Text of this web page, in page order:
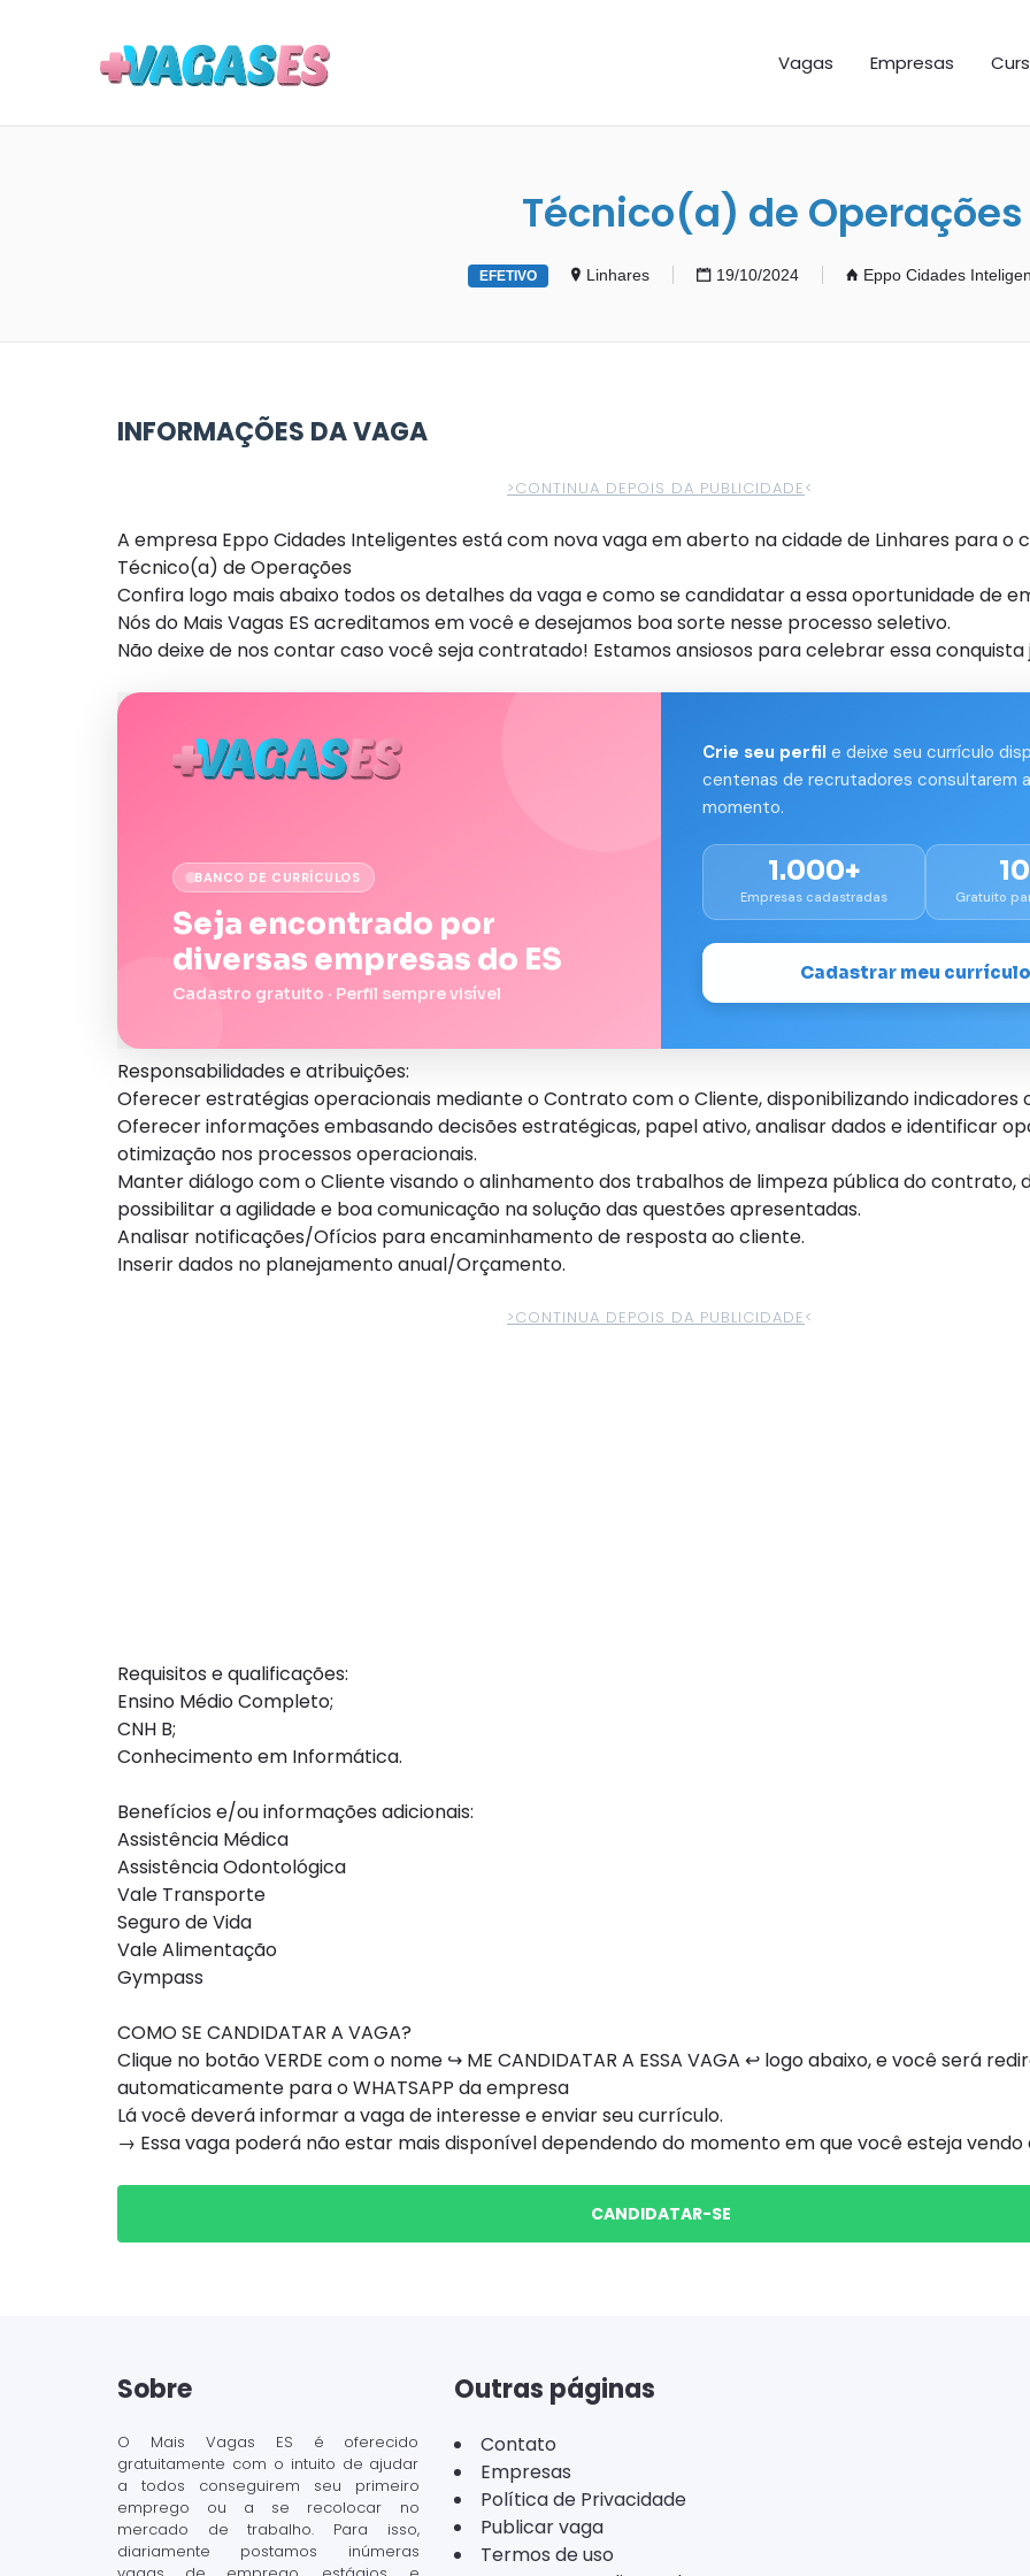
Vagas Empresas
Técnico(a) de Operações
EFETIVO Linhares 19/10/2024 Eppo Cidades
INFORMAÇÕES DA VAGA
>CONTINUA DEPOIS DA PUBLICIDADE<
A empresa Eppo Cidades Inteligentes está com nova vaga em aberto na cidade de Linhares para o
Técnico(a) de Operações
Confira logo mais abaixo todos os detalhes da vaga e como se candidatar a essa oportunidade de
Nós do Mais Vagas ES acreditamos em você e desejamos boa sorte nesse processo seletivo.
Não deixe de nos contar caso você seja contratado! Estamos ansiosos para celebrar essa conquista
BANCO DE CURRÍCULOS
Seja encontrado por
diversas empresas do ES
Cadastro gratuito · Perfil sempre visível
Crie seu perfil e deixe seu currículo
centenas de recrutadores consultarem
momento.
1.000+
Empresas cadastradas Gratuito
Cadastrar meu currículo
Responsabilidades e atribuições:
Oferecer estratégias operacionais mediante o Contrato com o Cliente, disponibilizando indicadores
Oferecer informações embasando decisões estratégicas, papel ativo, analisar dados e identificar
otimização nos processos operacionais.
Manter diálogo com o Cliente visando o alinhamento dos trabalhos de limpeza pública do contrato,
possibilitar a agilidade e boa comunicação na solução das questões apresentadas.
Analisar notificações/Ofícios para encaminhamento de resposta ao cliente.
Inserir dados no planejamento anual/Orçamento.
>CONTINUA DEPOIS DA PUBLICIDADE<
Requisitos e qualificações:
Ensino Médio Completo;
CNH B;
Conhecimento em Informática.
Benefícios e/ou informações adicionais:
Assistência Médica
Assistência Odontológica
Vale Transporte
Seguro de Vida
Vale Alimentação
Gympass
COMO SE CANDIDATAR A VAGA?
Clique no botão VERDE com o nome ↪ ME CANDIDATAR A ESSA VAGA ↩ logo abaixo, e você será
automaticamente para o WHATSAPP da empresa
Lá você deverá informar a vaga de interesse e enviar seu currículo.
→ Essa vaga poderá não estar mais disponível dependendo do momento em que você esteja vendo
CANDIDATAR-SE
Sobre
O Mais Vagas ES é oferecido
gratuitamente com o intuito de ajudar
a todos conseguirem seu primeiro
emprego ou a se recolocar no
mercado de trabalho. Para isso,
diariamente postamos inúmeras
Outras páginas
Contato
Empresas
Política de Privacidade
Publicar vaga
Termos de uso